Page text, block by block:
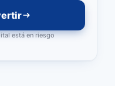
está en riesgo